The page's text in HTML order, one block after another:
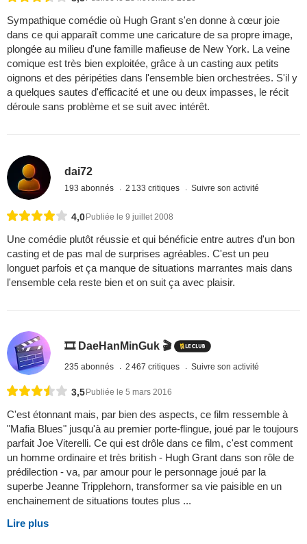
Sympathique comédie où Hugh Grant s'en donne à cœur joie
dans ce qui apparaît comme une caricature de sa propre image,
plongée au milieu d'une famille mafieuse de New York. La veine
comique est très bien exploitée, grâce à un casting aux petits
oignons et des péripéties dans l'ensemble bien orchestrées. S'il y
a quelques sautes d'efficacité et une ou deux impasses, le récit
déroule sans problème et se suit avec intérêt.
dai72
193 abonnés 2 133 critiques Suivre son activité
4,0Publiée le 9 juillet 2008
Une comédie plutôt réussie et qui bénéficie entre autres d'un bon
casting et de pas mal de surprises agréables. C'est un peu
longuet parfois et ça manque de situations marrantes mais dans
l'ensemble cela reste bien et on suit ça avec plaisir.
🎞️ DaeHanMinGuk 🎬
235 abonnés 2 467 critiques Suivre son activité
3,5Publiée le 5 mars 2016
C'est étonnant mais, par bien des aspects, ce film ressemble à
"Mafia Blues" jusqu'à au premier porte-flingue, joué par le toujours
parfait Joe Viterelli. Ce qui est drôle dans ce film, c'est comment
un homme ordinaire et très british - Hugh Grant dans son rôle de
prédilection - va, par amour pour le personnage joué par la
superbe Jeanne Tripplehorn, transformer sa vie paisible en un
enchainement de situations toutes plus ...
Lire plus